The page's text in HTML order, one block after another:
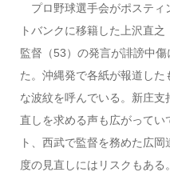
プロ野球選手会がポスティ
トバンクに移籍した上沢直
監督（53）の発言が誹謗中
た。沖縄発で各紙が報道した
な波紋を呼んでいる。新庄支
直しを求める声も広がって
ト、西武で監督を務めた広
度の見直しにはリスクもあ